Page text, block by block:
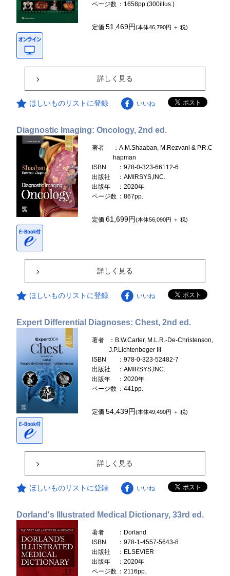
ページ数 ：1658pp.(300illus.)
定価51,469円(本体46,790円 ＋ 税)
詳しく見る
ほしいものリストに登録 いいね
Diagnostic Imaging: Oncology, 2nd ed.
著者
：A.M.Shaaban, M.Rezvani & P.R.C
hapman
ISBN
：978-0-323-66112-6
出版社
：AMIRSYS,INC.
出版年
：2020年
ページ数 ：867pp.
定価61,699円(本体56,090円 ＋ 税)
詳しく見る
ほしいものリストに登録 いいね
Expert Differential Diagnoses: Chest, 2nd ed.
著者
：B.W.Carter, M.L.R.-De-Christenson,
J.P.Lichtenbeger III
ISBN
：978-0-323-52482-7
出版社
：AMIRSYS,INC.
出版年
：2020年
ページ数 ：441pp.
定価54,439円(本体49,490円 ＋ 税)
詳しく見る
ほしいものリストに登録 いいね
Dorland's Illustrated Medical Dictionary, 33rd ed.
著者
：Dorland
ISBN
：978-1-4557-5643-8
出版社
：ELSEVIER
出版年
：2020年
ページ数 ：2116pp.